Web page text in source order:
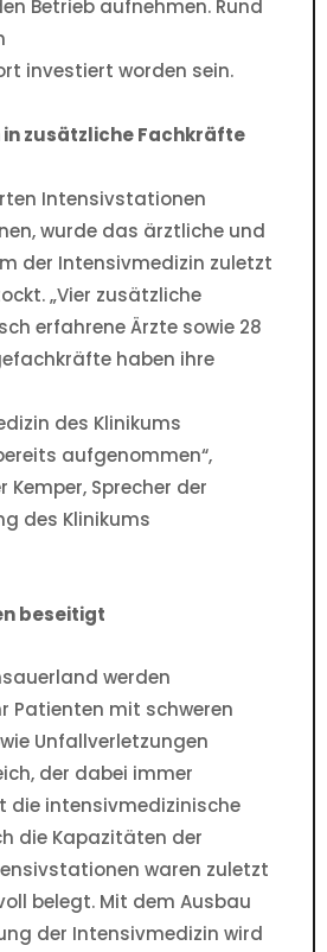
Betrieb aufnehmen. Rund
investiert worden sein.
zusätzliche Fachkräfte
Intensivstationen
wurde das ärztliche und
der Intensivmedizin zuletzt
„Vier zusätzliche
erfahrene Ärzte sowie 28
haben ihre
des Klinikums
aufgenommen“,
Kemper, Sprecher der
des Klinikums
beseitigt
werden
Patienten mit schweren
Unfallverletzungen
der dabei immer
die intensivmedizinische
die Kapazitäten der
waren zuletzt
belegt. Mit dem Ausbau
der Intensivmedizin wird